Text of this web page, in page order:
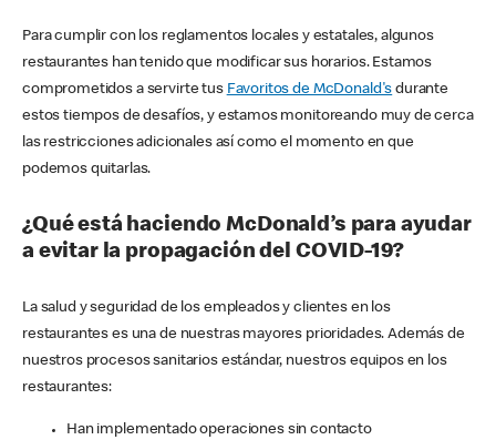
Para cumplir con los reglamentos locales y estatales, algunos
restaurantes han tenido que modificar sus horarios. Estamos
comprometidos a servirte tus Favoritos de McDonald's durante
estos tiempos de desafíos, y estamos monitoreando muy de cerca
las restricciones adicionales así como el momento en que
podemos quitarlas.
¿Qué está haciendo McDonald’s para ayudar
a evitar la propagación del COVID-19?
La salud y seguridad de los empleados y clientes en los
restaurantes es una de nuestras mayores prioridades. Además de
nuestros procesos sanitarios estándar, nuestros equipos en los
restaurantes:
Han implementado operaciones sin contacto